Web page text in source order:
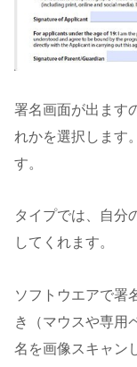
署名画面が出ます
れかを選択します
す。
タイプでは、自分
してくれます。
ソフトウエアで署
き（マウスや専用
名を画像スキャン